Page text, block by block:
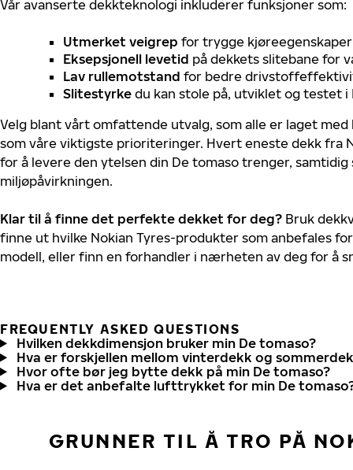
Vår avanserte dekkteknologi inkluderer funksjoner som:
Utmerket veigrep for trygge
Eksepsjonell levetid på dekkets slitebane for
Lav rullemotstand for bedre
Slitestyrke du kan stole på, utviklet og testet i
Velg blant vårt omfattende utvalg, som alle er laget
som våre viktigste prioriteringer. Hvert eneste dekk fra
for å levere den ytelsen din De tomaso trenger,
miljøpåvirkningen.
Klar til å finne det perfekte dekket for deg? Bruk
finne ut hvilke Nokian Tyres-produkter som anbefales
modell, eller finn en forhandler i nærheten av deg for å
FREQUENTLY ASKED QUESTIONS
Hvilken dekkdimensjon bruker min De tomaso?
Hva er forskjellen mellom vinterdekk og
Hvor ofte bør jeg bytte dekk på min De tomaso?
Hva er det anbefalte lufttrykket for min De
GRUNNER TIL Å TRO PÅ